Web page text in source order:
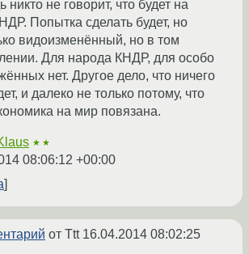
никто не говорит, что будет на
Попытка сделать будет, но
видоизменённый, но в том
Для народа КНДР, для особо
нет. Другое дело, что ничего
и далеко не только потому, что
на мир повязана.
★★
08:06:12 +00:00
от Ttt 16.04.2014 08:02:25